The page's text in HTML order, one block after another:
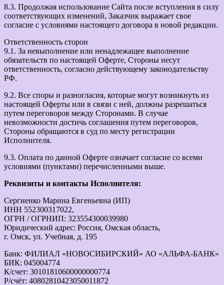
8.3. Продолжая использование Сайта после вступления в силу
соответствующих изменений, Заказчик выражает свое
согласие с условиями настоящего договора в новой редакции.
Ответственность сторон
9.1. За невыполнение или ненадлежащее выполнение
обязательств по настоящей Оферте, Стороны несут
ответственность, согласно действующему законодательству
РФ.
9.2. Все споры и разногласия, которые могут возникнуть из
настоящей Оферты или в связи с ней, должны разрешаться
путем переговоров между Сторонами. В случае
невозможности достичь соглашения путем переговоров,
Стороны обращаются в суд по месту регистрации
Исполнителя.
9.3. Оплата по данной Оферте означает согласие со всеми
условиями (пунктами) перечисленными выше.
Реквизиты и контакты Исполнителя:
Сергиенко Марина Евгеньевна (ИП)
ИНН 552300317022,
ОГРН / ОГРНИП: 323554300039980
Юридический адрес: Россия, Омская область,
г. Омск, ул. Учебная, д. 195
Банк: ФИЛИАЛ «НОВОСИБИРСКИЙ» АО «АЛЬФА-БАНК»
БИК: 045004774
К/счет: 30101810600000000774
Р/счёт: 40802810423050011872